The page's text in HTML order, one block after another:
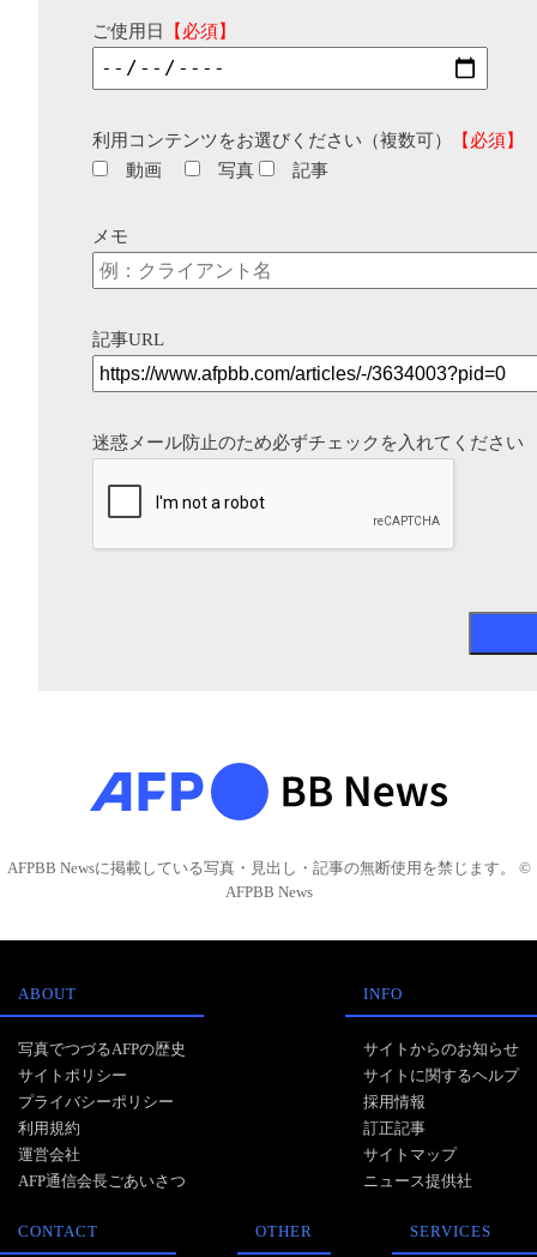
ご使用日 【必須】
利用コンテンツをお選びください（複数可）
【必須】
動画
写真 記事
メモ
記事URL
迷惑メール防止のため必ずチェックを入れてください
AFPBB Newsに掲載している写真・見出し・記事の無断使用を禁じます。 ©
AFPBB News
ABOUT
写真でつづるAFPの歴史
サイトポリシー
プライバシーポリシー
利用規約
運営会社
AFP通信会長ごあいさつ
INFO
サイトからのお知らせ
サイトに関するヘルプ
採用情報
訂正記事
サイトマップ
ニュース提供社
CONTACT OTHER SERVICES